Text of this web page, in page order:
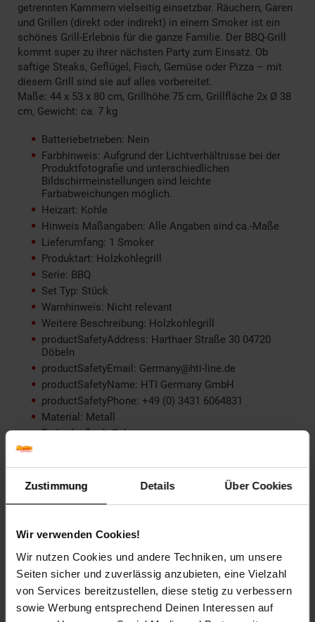
Zustimmung Details Über Cookies
Wir verwenden Cookies!
Wir nutzen Cookies und andere Techniken, um unsere
Seiten sicher und zuverlässig anzubieten, eine Vielzahl
von Services bereitzustellen, diese stetig zu verbessern
sowie Werbung entsprechend Deinen Interessen auf
getrennten Kammern vielseitig einsetzbar. Räuchern, Garen
und Grillen (direkt oder indirekt) in einem Smoker ist ein
schönes Grill-Erlebnis für die ganze Familie. Der BBQ-Grill
kommt super zu ihrer nächsten Party zum Einsatz. Ob
saftige Steaks, Geflügel, Fisch, Gemüse oder Pizza – mit
diesem Grill sind sie auf alles vorbereitet.
Maße: 44 x 53 x 80 cm, Grillhöhe 75 cm, Grillfläche 2x Ø 38
cm, Gewicht: ca. 7 kg
Batteriebetrieben: Nein
Farbhinweis: Aufgrund der Lichtverhältnisse bei der
Produktfotografie und unterschiedlichen
Bildschirmeinstellungen sind leichte
Farbabweichungen möglich.
Heizart: Kohle
Hinweis Maßangaben: Alle Angaben sind ca.-Maße
Lieferumfang: 1 Smoker
Produktart: Holzkohlegrill
Serie: BBQ
Set Typ: Stück
Warnhinweis: Nicht relevant
Weitere Beschreibung: Holzkohlegrill
productSafetyAddress: Harthaer Straße 30 04720
Döbeln
productSafetyEmail: Germany@hti-line.de
productSafetyName: HTI Germany GmbH
productSafetyPhone: +49 (0) 3431 6064831
Material: Metall
Farbe (außen): Schwarz
Durchmesser (cm): 44 cm
Besonderheiten: Holzkohlegrill
Form: rund
Höhe (cm): 80 cm
Zielgruppe: Erwachsene